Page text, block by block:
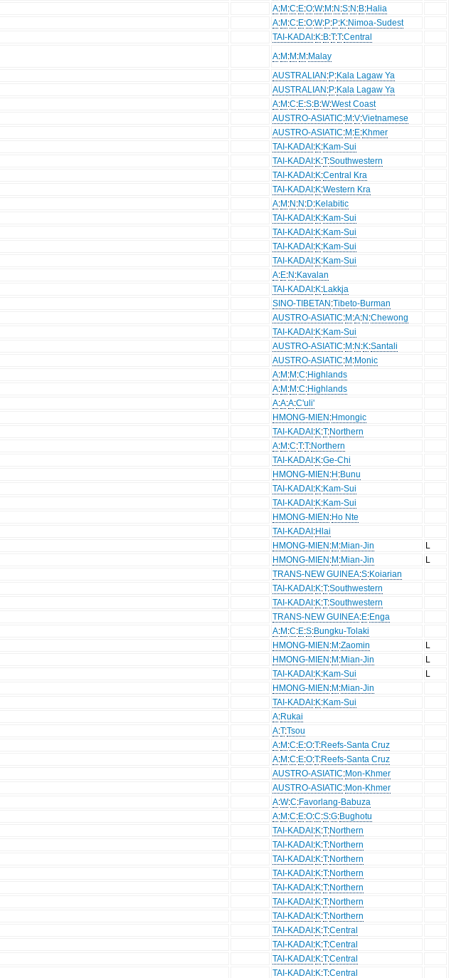
A:M:C:E:O:W:M:N:S:N:B:Halia
A:M:C:E:O:W:P:P:K:Nimoa-Sudest
TAI-KADAI:K:B:T:T:Central
A:M:M:M:Malay
AUSTRALIAN:P:Kala Lagaw Ya
AUSTRALIAN:P:Kala Lagaw Ya
A:M:C:E:S:B:W:West Coast
AUSTRO-ASIATIC:M:V:Vietnamese
AUSTRO-ASIATIC:M:E:Khmer
TAI-KADAI:K:Kam-Sui
TAI-KADAI:K:T:Southwestern
TAI-KADAI:K:Central Kra
TAI-KADAI:K:Western Kra
A:M:N:N:D:Kelabitic
TAI-KADAI:K:Kam-Sui
TAI-KADAI:K:Kam-Sui
TAI-KADAI:K:Kam-Sui
TAI-KADAI:K:Kam-Sui
A:E:N:Kavalan
TAI-KADAI:K:Lakkja
SINO-TIBETAN:Tibeto-Burman
AUSTRO-ASIATIC:M:A:N:Chewong
TAI-KADAI:K:Kam-Sui
AUSTRO-ASIATIC:M:N:K:Santali
AUSTRO-ASIATIC:M:Monic
A:M:M:C:Highlands
A:M:M:C:Highlands
A:A:A:C'uli'
HMONG-MIEN:Hmongic
TAI-KADAI:K:T:Northern
A:M:C:T:T:Northern
TAI-KADAI:K:Ge-Chi
HMONG-MIEN:H:Bunu
TAI-KADAI:K:Kam-Sui
TAI-KADAI:K:Kam-Sui
HMONG-MIEN:Ho Nte
TAI-KADAI:Hlai
HMONG-MIEN:M:Mian-Jin
L
HMONG-MIEN:M:Mian-Jin
L
TRANS-NEW GUINEA:S:Koiarian
TAI-KADAI:K:T:Southwestern
TAI-KADAI:K:T:Southwestern
TRANS-NEW GUINEA:E:Enga
A:M:C:E:S:Bungku-Tolaki
HMONG-MIEN:M:Zaomin
L
HMONG-MIEN:M:Mian-Jin
L
TAI-KADAI:K:Kam-Sui
L
HMONG-MIEN:M:Mian-Jin
TAI-KADAI:K:Kam-Sui
A:Rukai
A:T:Tsou
A:M:C:E:O:T:Reefs-Santa Cruz
A:M:C:E:O:T:Reefs-Santa Cruz
AUSTRO-ASIATIC:Mon-Khmer
AUSTRO-ASIATIC:Mon-Khmer
A:W:C:Favorlang-Babuza
A:M:C:E:O:C:S:G:Bughotu
TAI-KADAI:K:T:Northern
TAI-KADAI:K:T:Northern
TAI-KADAI:K:T:Northern
TAI-KADAI:K:T:Northern
TAI-KADAI:K:T:Northern
TAI-KADAI:K:T:Northern
TAI-KADAI:K:T:Northern
TAI-KADAI:K:T:Central
TAI-KADAI:K:T:Central
TAI-KADAI:K:T:Central
TAI-KADAI:K:T:Central